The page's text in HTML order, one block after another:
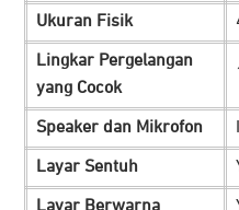
aktivitas harian.
konsisten tanpa harus
Lakukan Panggilan
Langsung
Ukuran Fisik
Lingkar Pergelangan
yang Cocok
Speaker dan Mikrofon
Layar Sentuh
Layar Berwarna